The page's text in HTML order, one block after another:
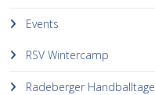
Events
RSV Wintercamp
Radeberger Handballtage